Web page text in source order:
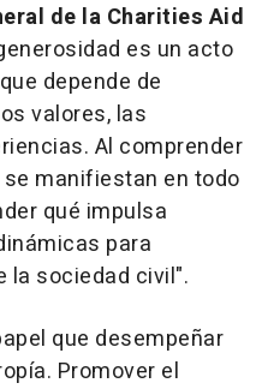
de la Charities Aid
es un acto
depende de
valores, las
Al comprender
manifiestan en todo
qué impulsa
para
la sociedad civil".
que desempeñar
Promover el